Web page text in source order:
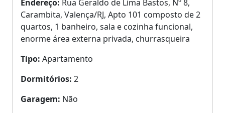
Endereço: Rua Geraldo de Lima Bastos, Nº 8,
Carambita, Valença/RJ, Apto 101 composto de 2
quartos, 1 banheiro, sala e cozinha funcional,
enorme área externa privada, churrasqueira
Tipo: Apartamento
Dormitórios: 2
Garagem: Não